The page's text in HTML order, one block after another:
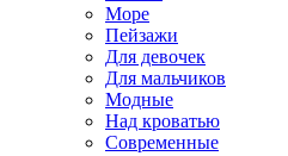
Море
Пейзажи
Для девочек
Для мальчиков
Модные
Над кроватью
Современные